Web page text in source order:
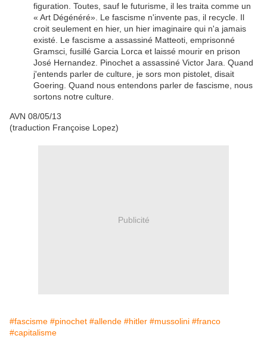
figuration. Toutes, sauf le futurisme, il les traita comme un
« Art Dégénéré». Le fascisme n'invente pas, il recycle. Il
croit seulement en hier, un hier imaginaire qui n'a jamais
existé. Le fascisme a assassiné Matteoti, emprisonné
Gramsci, fusillé Garcia Lorca et laissé mourir en prison
José Hernandez. Pinochet a assassiné Victor Jara. Quand
j'entends parler de culture, je sors mon pistolet, disait
Goering. Quand nous entendons parler de fascisme, nous
sortons notre culture.
AVN 08/05/13
(traduction Françoise Lopez)
Publicité
#fascisme #pinochet #allende #hitler #mussolini #franco
#capitalisme